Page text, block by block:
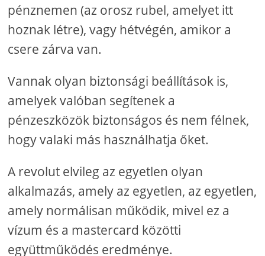
pénznemen (az orosz rubel, amelyet itt
hoznak létre), vagy hétvégén, amikor a
csere zárva van.
Vannak olyan biztonsági beállítások is,
amelyek valóban segítenek a
pénzeszközök biztonságos és nem félnek,
hogy valaki más használhatja őket.
A revolut elvileg az egyetlen olyan
alkalmazás, amely az egyetlen, az egyetlen,
amely normálisan működik, mivel ez a
vízum és a mastercard közötti
együttműködés eredménye.